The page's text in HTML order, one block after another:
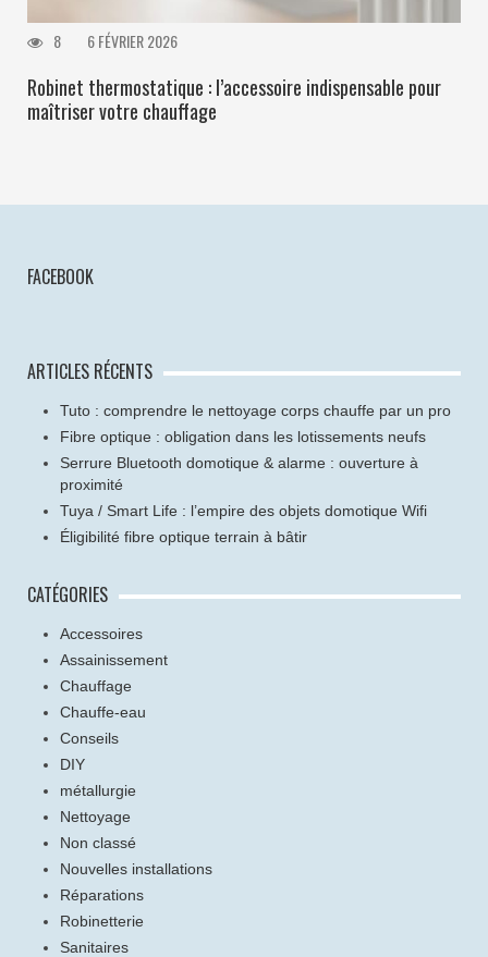
8 6 FÉVRIER 2026
Robinet thermostatique : l’accessoire indispensable pour
maîtriser votre chauffage
FACEBOOK
ARTICLES RÉCENTS
Tuto : comprendre le nettoyage corps chauffe par un pro
Fibre optique : obligation dans les lotissements neufs
Serrure Bluetooth domotique & alarme : ouverture à
proximité
Tuya / Smart Life : l’empire des objets domotique Wifi
Éligibilité fibre optique terrain à bâtir
CATÉGORIES
Accessoires
Assainissement
Chauffage
Chauffe-eau
Conseils
DIY
métallurgie
Nettoyage
Non classé
Nouvelles installations
Réparations
Robinetterie
Sanitaires